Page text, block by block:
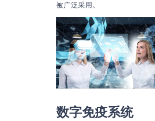
被广泛采用。
数字免疫系统